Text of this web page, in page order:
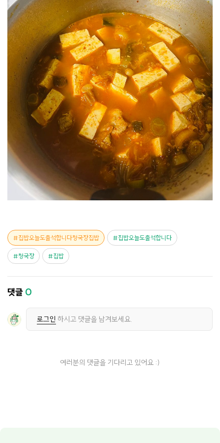
집밥오늘도출석합니다청국장집밥 집밥오늘도출석합니다
청국장 집밥
댓글 0
로그인 하시고 댓글을 남겨보세요.
여러분의 댓글을 기다리고 있어요 :)